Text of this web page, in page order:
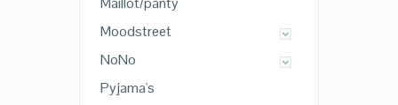
Moodstreet
NoNo
Pyjama's